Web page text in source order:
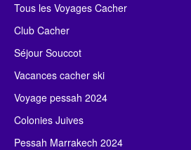
Tous les Voyages Cacher
Club Cacher
Séjour Souccot
Vacances cacher ski
Voyage pessah 2024
Colonies Juives
Pessah Marrakech 2024